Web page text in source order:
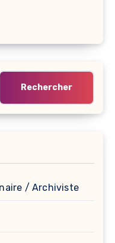
/ Archiviste